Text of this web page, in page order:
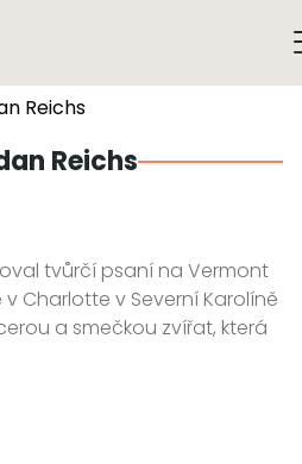
Reichs
Reichs
tvůrčí psaní na Vermont
v Charlotte v Severní Karolíně
a smečkou zvířat, která